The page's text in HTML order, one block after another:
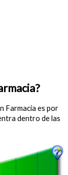
Farmacia es por
dentro de las